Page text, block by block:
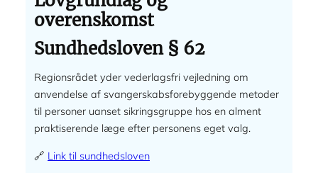
overenskomst
Sundhedsloven § 62
Regionsrådet yder vederlagsfri vejledning om
anvendelse af svangerskabsforebyggende metoder
til personer uanset sikringsgruppe hos en alment
praktiserende læge efter personens eget valg.
🔗 Link til sundhedsloven